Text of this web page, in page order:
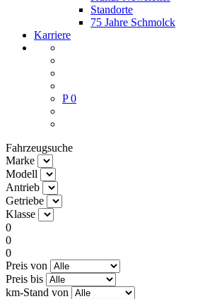
Standorte
75 Jahre Schmolck
Karriere
P 0
Fahrzeugsuche
Marke
Modell
Antrieb
Getriebe
Klasse
0
0
0
Preis von
Preis bis
km-Stand von